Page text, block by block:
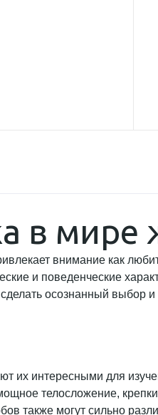
в
внимание как
и поведенческие
осознанный выбор
их интересными для
телосложение,
также могут сильно